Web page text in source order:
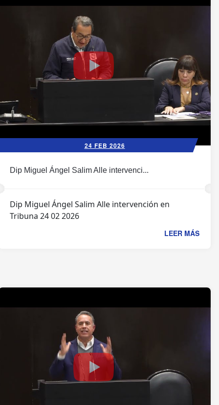
24 FEB 2026
Dip Miguel Ángel Salim Alle intervenci...
Dip Miguel Ángel Salim Alle intervención en
Tribuna 24 02 2026
LEER MÁS